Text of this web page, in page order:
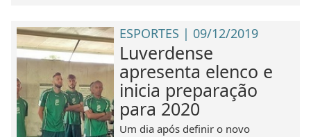
ESPORTES | 09/12/2019
Luverdense
apresenta elenco e
inicia preparação
para 2020
Um dia após definir o novo